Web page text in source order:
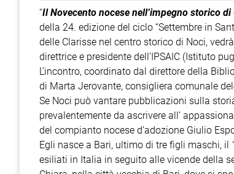
“Il Novecento nocese nell’impegno storico
della 24. edizione del ciclo “Settembre in
delle Clarisse nel centro storico di Noci,
direttrice e presidente dell’IPSAIC (Istituto
L’incontro, coordinato dal direttore della
di Marta Jerovante, consigliera comunale
Se Noci può vantare pubblicazioni sulla
prevalentemente da ascrivere all’
del compianto nocese d’adozione Giulio
Egli nasce a Bari, ultimo di tre figli maschi,
esiliati in Italia in seguito alle vicende della